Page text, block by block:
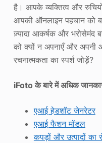
है। आपके व्यक्तित्व और
आपकी ऑनलाइन पहचान को
ज़्यादा आकर्षक और भरोसेमंद
को क्यों न अपनाएँ और अपनी
रचनात्मकता का स्पर्श जोड़ें?
iFoto के बारे में अधिक
एआई हेडशॉट जेनरेटर
एआई फैशन मॉडल
कपड़ों और उत्पादों का